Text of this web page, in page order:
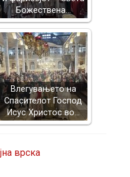
Божествена…
Влегувањето на
Спасителот Господ
Исус Христос во…
врска